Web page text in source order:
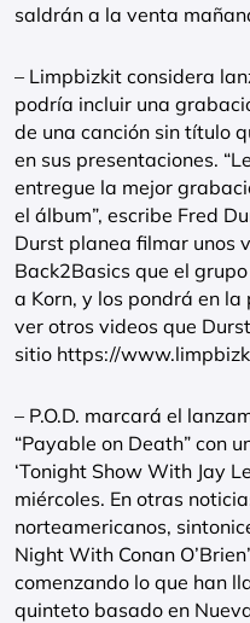
saldrán a la venta
– Limpbizkit considera
podría incluir una
de una canción sin título
en sus presentaciones.
entregue la mejor
el álbum”, escribe Fred
Durst planea filmar unos
Back2Basics que el
a Korn, y los pondrá en
ver otros videos que
sitio https://
– P.O.D. marcará el
“Payable on Death” con
‘Tonight Show With Jay
miércoles. En otras
norteamericanos,
Night With Conan
comenzando lo que han
quinteto basado en